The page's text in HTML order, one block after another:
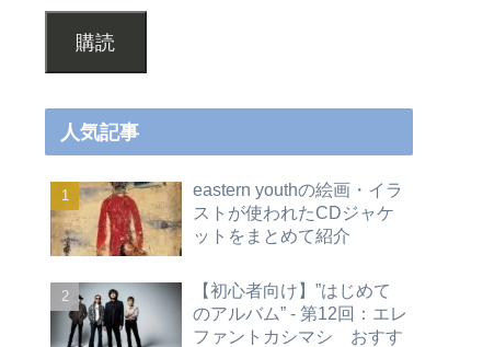
購読
人気記事
eastern youthの絵画・イラ
ストが使われたCDジャケ
ットをまとめて紹介
【初心者向け】”はじめて
のアルバム” - 第12回：エレ
ファントカシマシ おすす